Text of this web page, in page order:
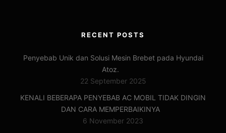
RECENT POSTS
Penyebab Unik dan Solusi Mesin Brebet pada Hyundai
Atoz.
22 September 2025
KENALI BEBERAPA PENYEBAB AC MOBIL TIDAK DINGIN
DAN CARA MEMPERBAIKINYA
6 November 2023